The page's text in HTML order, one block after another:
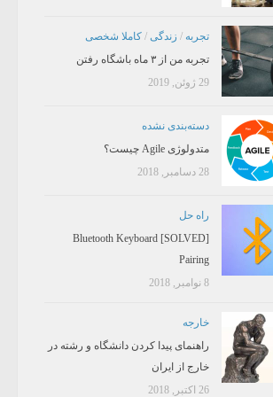
تجربه / زندگی / کاملا شخصی
تجربه من از ۳ ماه باشگاه رفتن
29 ژوئن, 2019
دسته‌بندی نشده
متدولوژی Agile چیست؟
28 دسامبر, 2018
راه حل
[SOLVED] Bluetooth Keyboard
Pairing
8 نوامبر, 2018
خارجه
راهنمای پیدا کردن دانشگاه و رشته در
خارج از ایران
26 اکتبر, 2018